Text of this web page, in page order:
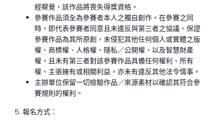
經察覺，該作品將喪失得獎資格。
參賽作品須全為參賽者本人之獨自創作。在參賽之同
時，即代表參賽者同意且未違反與第三者之協議、保證
參賽作品為其所原創，未侵犯其他任何個人或實體之版
權、商標權、人格權、隱私／公開權、以及智慧財產
權，且未有第三者對該參賽作品具備任何權利、所有
權、主張擁有或相關利益，亦未有違反其他法令情事。
主辦單位保留一切檢驗作品／來源素材以確認其符合參
賽規則的權利。
5. 報名方式：